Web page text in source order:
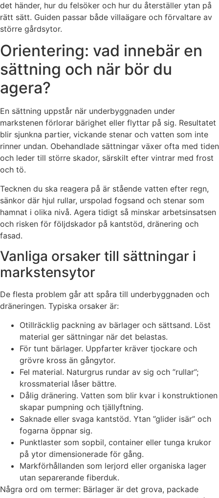
det händer, hur du felsöker och hur du återställer ytan på
rätt sätt. Guiden passar både villaägare och förvaltare av
större gårdsytor.
Orientering: vad innebär en
sättning och när bör du
agera?
En sättning uppstår när underbyggnaden under
markstenen förlorar bärighet eller flyttar på sig. Resultatet
blir sjunkna partier, vickande stenar och vatten som inte
rinner undan. Obehandlade sättningar växer ofta med tiden
och leder till större skador, särskilt efter vintrar med frost
och tö.
Tecknen du ska reagera på är stående vatten efter regn,
sänkor där hjul rullar, urspolad fogsand och stenar som
hamnat i olika nivå. Agera tidigt så minskar arbetsinsatsen
och risken för följdskador på kantstöd, dränering och
fasad.
Vanliga orsaker till sättningar i
markstensytor
De flesta problem går att spåra till underbyggnaden och
dräneringen. Typiska orsaker är:
Otillräcklig packning av bärlager och sättsand. Löst
material ger sättningar när det belastas.
För tunt bärlager. Uppfarter kräver tjockare och
grövre kross än gångytor.
Fel material. Naturgrus rundar av sig och ”rullar”;
krossmaterial låser bättre.
Dålig dränering. Vatten som blir kvar i konstruktionen
skapar pumpning och tjällyftning.
Saknade eller svaga kantstöd. Ytan ”glider isär” och
fogarna öppnar sig.
Punktlaster som sopbil, container eller tunga krukor
på ytor dimensionerade för gång.
Markförhållanden som lerjord eller organiska lager
utan separerande fiberduk.
Några ord om termer: Bärlager är det grova, packade